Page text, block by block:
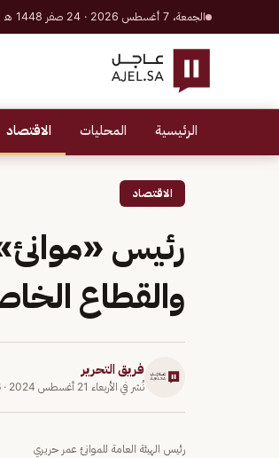
الجمعة، 7 أغسطس 2026 · 24 صفر 1448 هـ
الرئيسية المحليات الاقتصاد
الاقتصاد
رئيس
والقطاع الخاص
فريق التحرير
نُشر في الأربعاء 21 أغسطس 2024 ·
رئيس الهيئة العامة للموانئ عمر حريري